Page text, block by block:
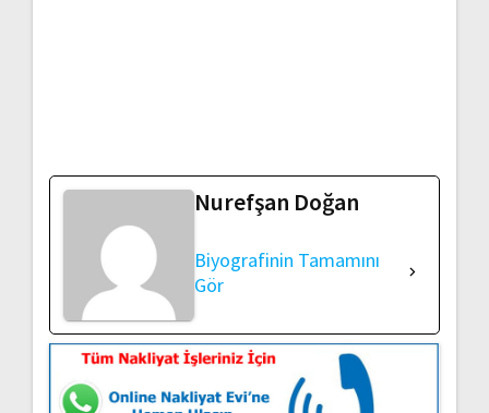
Nurefşan Doğan
Biyografinin Tamamını
Gör